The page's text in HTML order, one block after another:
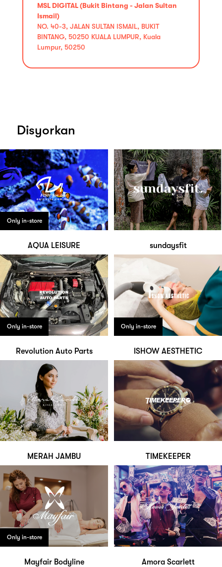
MSL DIGITAL (Bukit Bintang - Jalan Sultan
Ismail)
NO. 40-3, JALAN SULTAN ISMAIL, BUKIT
BINTANG, 50250 KUALA LUMPUR, Kuala
Lumpur, 50250
Disyorkan
Only in-store
AQUA LEISURE sundaysfit
Only in-store
Revolution Auto Parts
Only in-store
ISHOW AESTHETIC
MERAH JAMBU TIMEKEEPER
Only in-store
Mayfair Bodyline Amora Scarlett